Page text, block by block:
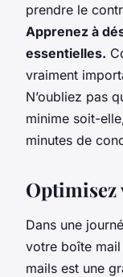
prendre le
Apprenez à
essentielles.
vraiment
N’oubliez pas
minime soit-
minutes de
Optimisez
Dans une
votre boîte
mails est une